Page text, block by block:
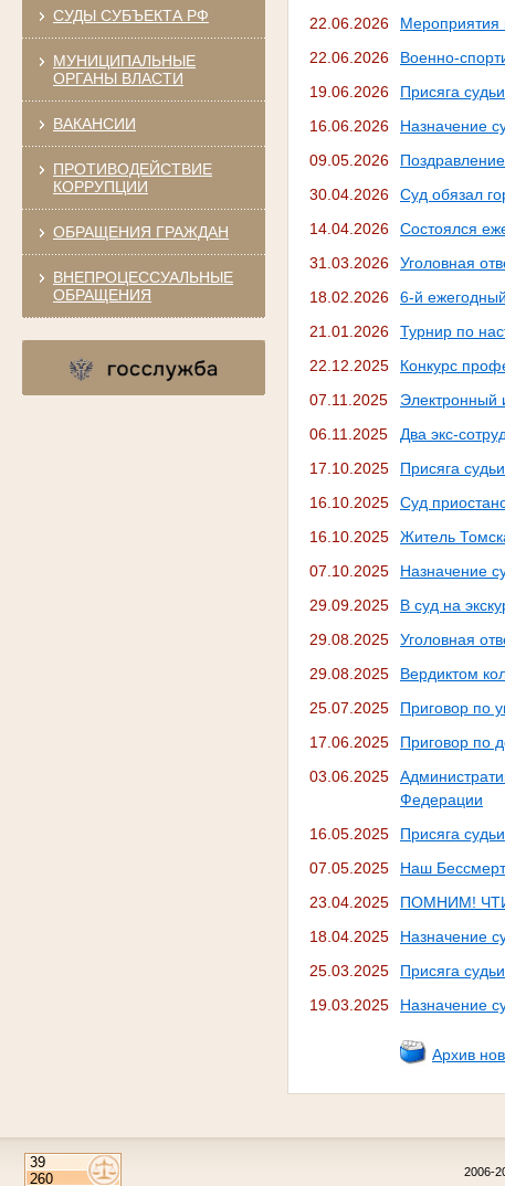
СУДЫ СУБЪЕКТА РФ
МУНИЦИПАЛЬНЫЕ
ОРГАНЫ ВЛАСТИ
ВАКАНСИИ
ПРОТИВОДЕЙСТВИЕ
КОРРУПЦИИ
ОБРАЩЕНИЯ ГРАЖДАН
ВНЕПРОЦЕССУАЛЬНЫЕ
ОБРАЩЕНИЯ
22.06.2026
Мероприятия
22.06.2026
Военно-
19.06.2026
Присяга судьи
16.06.2026
Назначение
09.05.2026
30.04.2026
Суд обязал
14.04.2026
Состоялся
31.03.2026
Уголовная
18.02.2026
6-й
21.01.2026
Турнир по
22.12.2025
Конкурс
07.11.2025
Электронный
06.11.2025
Два экс-
17.10.2025
Присяга судьи
16.10.2025
Суд
16.10.2025
️Житель
07.10.2025
Назначение
29.09.2025
В суд на
29.08.2025
Уголовная
29.08.2025
Вердиктом
25.07.2025
Приговор по
17.06.2025
Приговор по
03.06.2025
Федерации
16.05.2025
Присяга судьи
07.05.2025
Наш
23.04.2025
ПОМНИМ!
18.04.2025
Назначение
25.03.2025
Присяга судьи
19.03.2025
Назначение
Архив
2006-